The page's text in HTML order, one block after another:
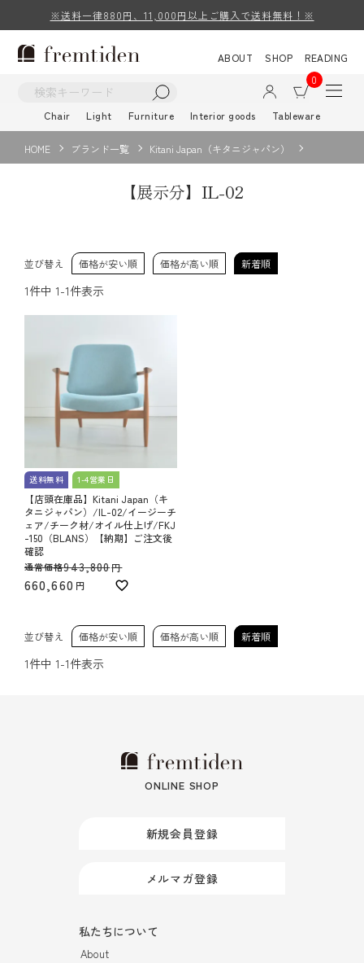
※送料一律880円、11,000円以上ご購入で送料無料！※
ABOUT SHOP
READING
0
Chair Light Furniture Interior goods Tableware
HOME ブランド一覧 Kitani Japan（キタニジャパン）
【展示分】IL-02
並び替え 価格が安い順 価格が高い順 新着順
1件中 1-1件表示
送料無料 1-4営業日
【店頭在庫品】Kitani Japan（キ
タニジャパン）/IL-02/イージーチ
ェア/チーク材/オイル仕上げ/FKJ
-150（BLANS）【納期】ご注文後
確認
通常価格943,800
660,660
並び替え 価格が安い順 価格が高い順 新着順
1件中 1-1件表示
ONLINE SHOP
新規会員登録
メルマガ登録
私たちについて
About